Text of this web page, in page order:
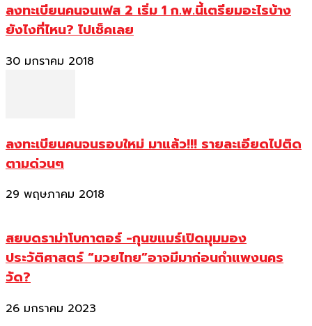
ลงทะเบียนคนจนเฟส 2 เริ่ม 1 ก.พ.นี้เตรียมอะไรบ้าง
ยังไงที่ไหน? ไปเช็คเลย
30 มกราคม 2018
ลงทะเบียนคนจนรอบใหม่ มาแล้ว!!! รายละเอียดไปติด
ตามด่วนๆ
29 พฤษภาคม 2018
สยบดราม่าโบกาตอร์ -กุนขแมร์เปิดมุมมอง
ประวัติศาสตร์ “มวยไทย”อาจมีมาก่อนกำแพงนคร
วัด?
26 มกราคม 2023